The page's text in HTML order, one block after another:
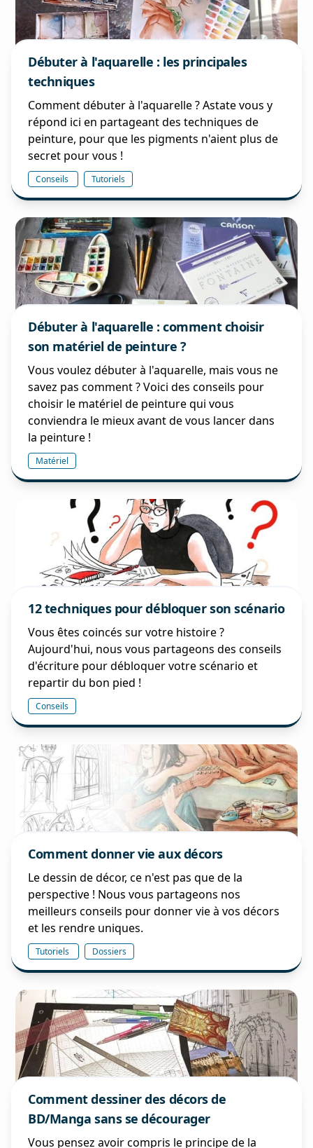
Débuter à l'aquarelle : les principales
techniques
Comment débuter à l'aquarelle ? Astate vous y
répond ici en partageant des techniques de
peinture, pour que les pigments n'aient plus de
secret pour vous !
Conseils Tutoriels
Débuter à l'aquarelle : comment choisir
son matériel de peinture ?
Vous voulez débuter à l'aquarelle, mais vous ne
savez pas comment ? Voici des conseils pour
choisir le matériel de peinture qui vous
conviendra le mieux avant de vous lancer dans
la peinture !
Matériel
12 techniques pour débloquer son scénario
Vous êtes coincés sur votre histoire ?
Aujourd'hui, nous vous partageons des conseils
d'écriture pour débloquer votre scénario et
repartir du bon pied !
Conseils
Comment donner vie aux décors
Le dessin de décor, ce n'est pas que de la
perspective ! Nous vous partageons nos
meilleurs conseils pour donner vie à vos décors
et les rendre uniques.
Tutoriels Dossiers
Comment dessiner des décors de
BD/Manga sans se décourager
Vous pensez avoir compris le principe de la